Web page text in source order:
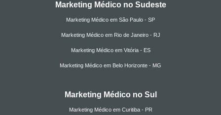
Marketing Médico no Sudeste
Marketing Médico em São Paulo - SP
Marketing Médico em Rio de Janeiro - RJ
Marketing Médico em Vitória - ES
Marketing Médico em Belo Horizonte - MG
Marketing Médico no Sul
Marketing Médico em Curitiba - PR